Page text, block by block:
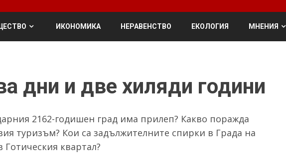
ИКОНОМИКА НЕРАВЕНСТВО ЕКОЛОГИЯ МНЕНИЯ
дни и две хиляди години
2162-годишен град има прилеп? Какво поражда
туризъм? Кои са задължителните спирки в Града на
Готическия квартал?